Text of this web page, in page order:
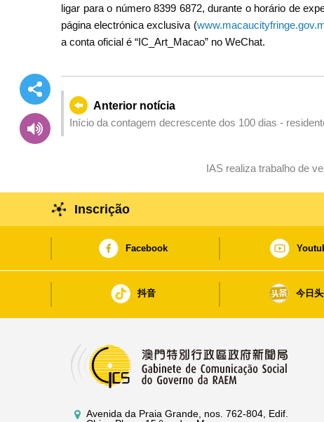
ligar para o número 8399 6872, durante o horário de
página electrónica exclusiva (
a conta oficial é “IC_Art_Macao” no WeChat.
Anterior notícia
Início da contagem decrescente dos 100 dias -
IAS realiza trabalho de
Inscrição
Facebook
抖音 今日
Avenida da Praia Grande, nos. 762-804, Edif.